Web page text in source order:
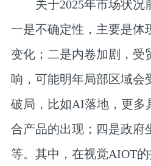
关于2025年市场状况
一是不确定性，主要是体
变化；二是内卷加剧，受
响，可能明年局部区域会
破局，比如AI落地，更多
合产品的出现；四是政府
等。其中，在视觉AIOT